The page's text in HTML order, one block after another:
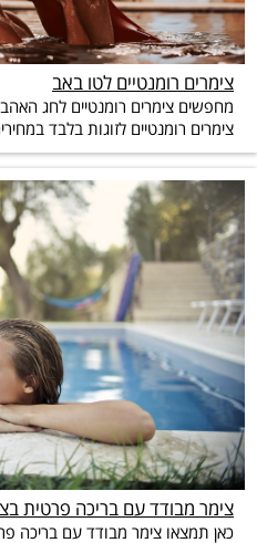
צימרים רומנטיים לטו באב
מחפשים צימרים רומנטיים לחג
צימרים רומנטיים לזוגות בלבד
צימר מבודד עם בריכה פרטית
כאן תמצאו צימר מבודד עם בריכה